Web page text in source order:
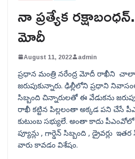
నా ప్రత్యేక
మోదీ
August 11, 2022 admin
ప్రధాన మంత్రి నరేంద్ర మోదీ రాఖీని చాలా
జరుపుకున్నారు. ఢిల్లీలోని ప్రధాని
సిబ్బంది చిన్నారులతో ఈ వేడుకను
రాఖీ కట్టిన పిల్లలంతా అక్కడ పని చేసే
కుటుంబ సభ్యులే. అంతా కాదు పీఎంవోలో
ప్యూన్లు , గార్డెన్ సిబ్బంది , డ్రైవర్లు
వారు కావడం విశేషం.